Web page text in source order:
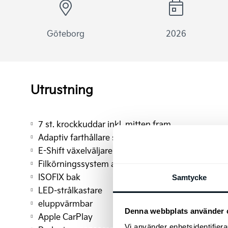
Samtycke
Denna webbplats använder
Göteborg 2026
Utrustning
7 st. krockkuddar inkl. mitten fram
Adaptiv farthållare stop & go
E-Shift växelväljare
Filkörningssystem aktivt (LFA)
ISOFIX bak
LED-strålkastare
eluppvärmbar
Apple CarPlay